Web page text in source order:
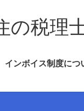
の税理
インボイス制度につ